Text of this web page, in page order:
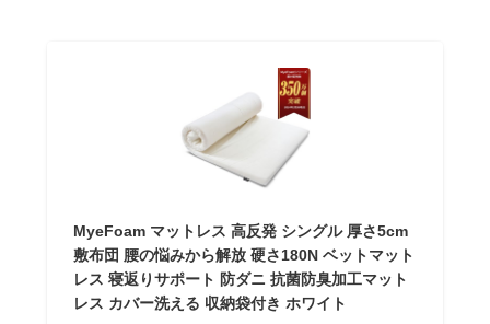
MyeFoam マットレス 高反発 シングル 厚さ5cm
敷布団 腰の悩みから解放 硬さ180N ベットマット
レス 寝返りサポート 防ダニ 抗菌防臭加工マット
レス カバー洗える 収納袋付き ホワイト